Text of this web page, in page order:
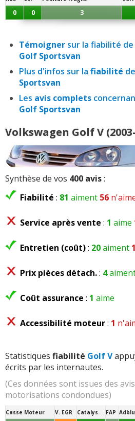
0 0 3
Témoigner sur la fiabilité
Golf Sportsvan
Plus d'infos sur la fiabilité
Sportsvan
Les avis complets
Golf Sportsvan
Volkswagen Golf V
Synthèse de vos 400 avis:
Fiabilité : 81 aiment 56
Service après vente : 1 aime
Entretien (coût): 20aiment
Prix pièces détach.: 4
Coût assurance : 1 aime
Accessibilité moteur: 1
Statistiques fiabilité Golf V
écrits par les internautes.
(Ces données sont issues des
motorisations condondues)
Casse Moteur V. EGR Catalys. FAP